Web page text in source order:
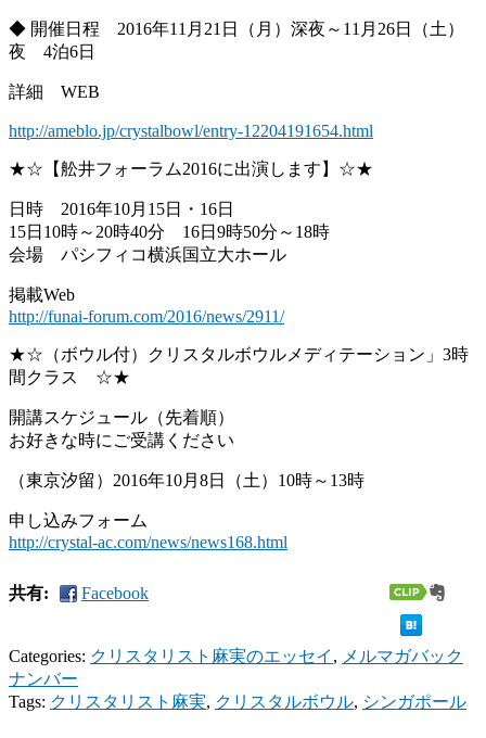
◆ 開催日程 2016年11月21日（月）深夜～11月26日（土）
夜 4泊6日
詳細 WEB
http://ameblo.jp/crystalbowl/entry-12204191654.html
★☆【舩井フォーラム2016に出演します】☆★
日時 2016年10月15日・16日
15日10時～20時40分 16日9時50分～18時
会場 パシフィコ横浜国立大ホール
掲載Web
http://funai-forum.com/2016/news/2911/
★☆（ボウル付）クリスタルボウルメディテーション」3時
間クラス ☆★
開講スケジュール（先着順）
お好きな時にご受講ください
（東京汐留）2016年10月8日（土）10時～13時
申し込みフォーム
http://crystal-ac.com/news/news168.html
共有: Facebook
Categories: クリスタリスト麻実のエッセイ , メルマガバック
ナンバー
Tags: クリスタリスト麻実, クリスタルボウル, シンガポール